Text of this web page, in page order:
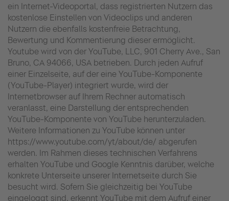
ein Internet-Videoportal, dass registrierten Nutzern das
kostenlose Einstellen von Videoclips und anderen
Nutzern die ebenfalls kostenfreie Betrachtung,
Bewertung und Kommentierung dieser ermöglicht.
Youtube wird von der YouTube, LLC, 901 Cherry Ave., San
Bruno, CA 94066, USA betrieben. Durch jeden Aufruf
einer Einzelseite, auf der eine YouTube-Komponente
(YouTube-Player) integriert wurde, wird der
Internetbrowser auf Ihrem Rechner automatisch
veranlasst, eine Darstellung der entsprechenden
YouTube-Komponente von YouTube herunterzuladen.
Weitere Informationen zu YouTube können unter
https://www.youtube.com/yt/about/de/ abgerufen
werden. Im Rahmen dieses technischen Verfahrens
erhalten YouTube und Google Kenntnis darüber, welche
konkrete Unterseite unserer Internetseite durch Sie
besucht wird. Sofern Sie gleichzeitig bei YouTube
eingeloggt sind, erkennt YouTube mit dem Aufruf einer